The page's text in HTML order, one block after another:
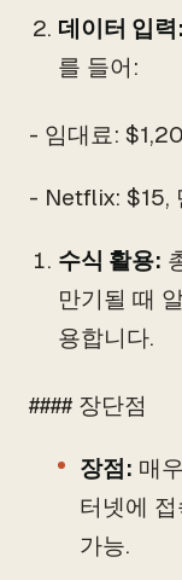
데이터 입력:
를 들어:
- 임대료:
- Netflix: $15,
수식 활용:
만기될 때
용합니다.
#### 장단점
장점: 매
터넷에
가능.